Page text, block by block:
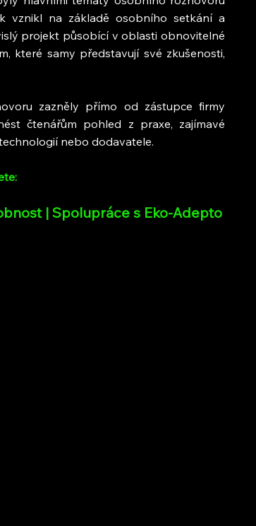
vznikl na základě osobního setkání a
projekt působící v oblasti obnovitelné
které samy představují své zkušenosti,
zazněly přímo od zástupce firmy
čtenářům pohled z praxe, zajímavé
nebo dodavatele.
| Spolupráce s Eko-Adepto